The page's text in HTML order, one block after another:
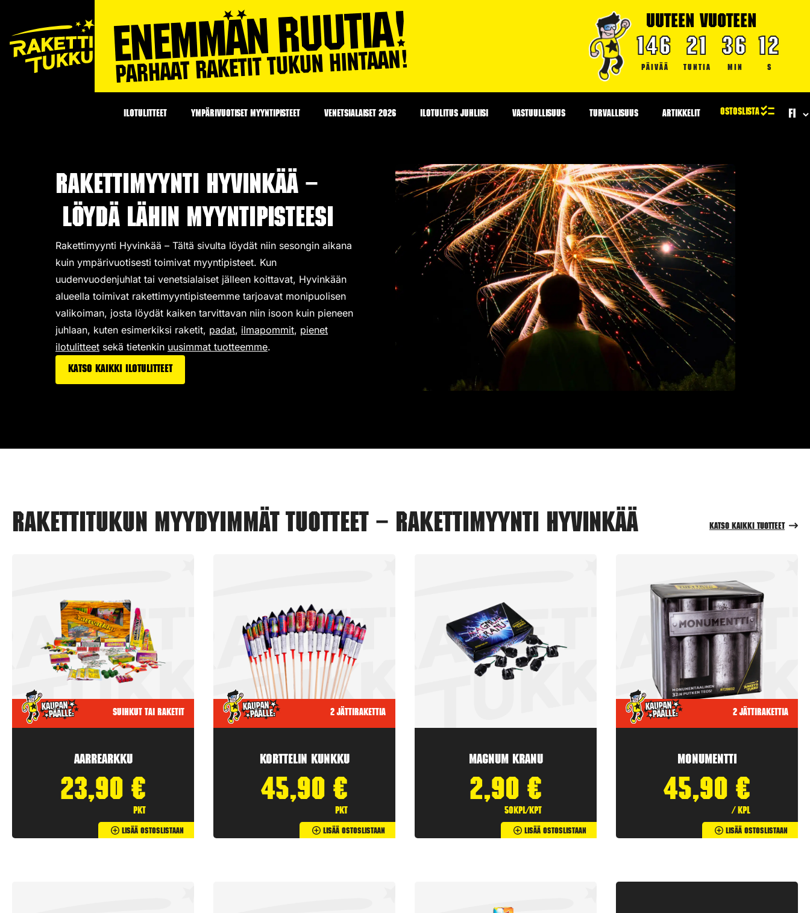
UUTEEN VUOTEEN
146
PÄIVÄÄ
21
TUNTIA
36
MIN
11
S
ILOTULITTEET YMPÄRIVUOTISET MYYNTIPISTEET VENETSIALAISET 2026 ILOTULITUS JUHLIISI VASTUULLISUUS TURVALLISUUS ARTIKKELIT
Rakettimyynti Hyvinkää –
Löydä lähin myyntipisteesi
Rakettimyynti Hyvinkää – Tältä sivulta löydät niin sesongin aikana
kuin ympärivuotisesti toimivat myyntipisteet. Kun
uudenvuodenjuhlat tai venetsialaiset jälleen koittavat, Hyvinkään
alueella toimivat rakettimyyntipisteemme tarjoavat monipuolisen
valikoiman, josta löydät kaiken tarvittavan niin isoon kuin pieneen
juhlaan, kuten esimerkiksi raketit, padat, ilmapommit, pienet
ilotulitteet sekä tietenkin uusimmat tuotteemme.
Katso kaikki ilotulitteet
Rakettitukun myydyimmät tuotteet – Rakettimyynti Hyvinkää Katso kaikki tuotteet
Suihkut tai raketit
Aarrearkku
23,90 €
pkt
Lisää Ostoslistaan
2 jättirakettia
Korttelin kunkku
45,90 €
pkt
Lisää Ostoslistaan
Magnum Kranu
2,90 €
50kpl/kpt
Lisää Ostoslistaan
2 jättirakettia
Monumentti
45,90 €
/ kpl
Lisää Ostoslistaan